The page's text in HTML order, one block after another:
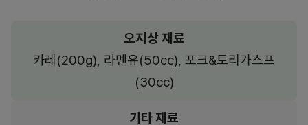
오지상 재료
카레(200g), 라멘유(50cc), 포크&토리가스프
(30cc)
기타 재료